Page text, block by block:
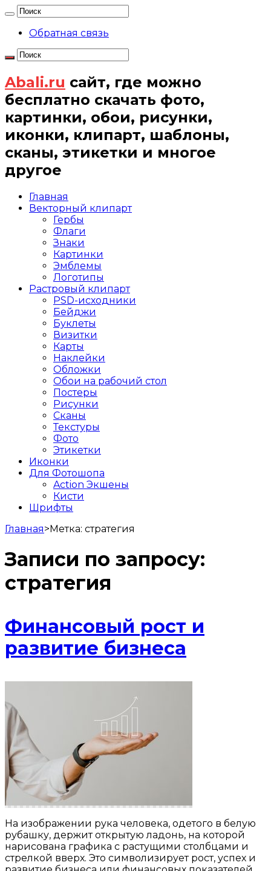
Обратная связь
Abali.ru сайт, где можно
бесплатно скачать фото,
картинки, обои, рисунки,
иконки, клипарт, шаблоны,
сканы, этикетки и многое
другое
Главная
Векторный клипарт
Гербы
Флаги
Знаки
Картинки
Эмблемы
Логотипы
Растровый клипарт
PSD-исходники
Бейджи
Буклеты
Визитки
Карты
Наклейки
Обложки
Обои на рабочий стол
Постеры
Рисунки
Сканы
Текстуры
Фото
Этикетки
Иконки
Для Фотошопа
Action Экшены
Кисти
Шрифты
Главная>Метка: стратегия
Записи по запросу:
стратегия
Финансовый рост и
развитие бизнеса
На изображении рука человека, одетого в белую
рубашку, держит открытую ладонь, на которой
нарисована графика с растущими столбцами и
стрелкой вверх. Это символизирует рост, успех и